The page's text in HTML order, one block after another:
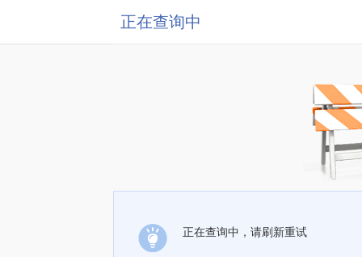
正在查询中
正在查询中，请刷新重试